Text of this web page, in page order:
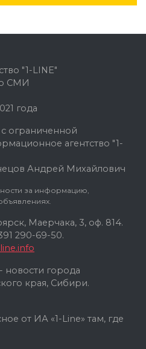
"1-LINE"
СМИ
года
ограниченной
агентство "1-
Андрей Михайлович
за информацию,
Маерчака, 3, оф. 814.
290-69-50.
- новости города
края, Сибири.
от ИА «1-Line» там, где